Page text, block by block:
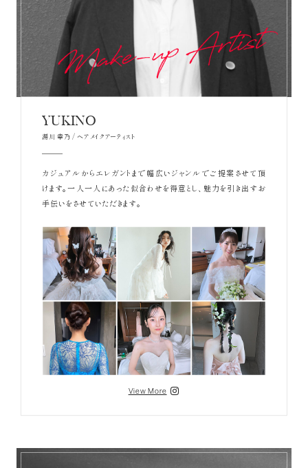
YUKINO
湯川 幸乃 / ヘアメイクアーティスト
カジュアルからエレガントまで幅広いジャンルでご提案させて頂
けます。一人一人にあった似合わせを得意とし、魅力を引き出すお
手伝いをさせていただきます。
View More